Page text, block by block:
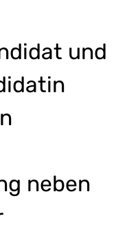
und
neben